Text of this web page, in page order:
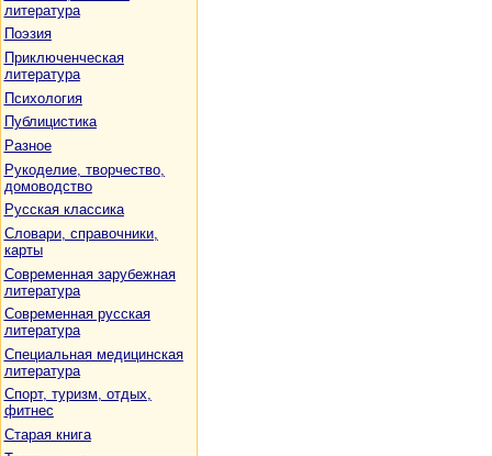
литература
Поэзия
Приключенческая
литература
Психология
Публицистика
Разное
Рукоделие, творчество,
домоводство
Русская классика
Словари, справочники,
карты
Современная зарубежная
литература
Современная русская
литература
Специальная медицинская
литература
Спорт, туризм, отдых,
фитнес
Старая книга